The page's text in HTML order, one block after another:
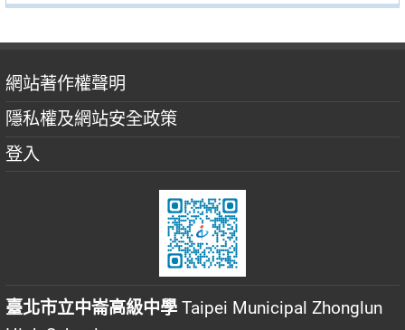
網站著作權聲明
隱私權及網站安全政策
登入
臺北市立中崙高級中學 Taipei Municipal Zhonglun